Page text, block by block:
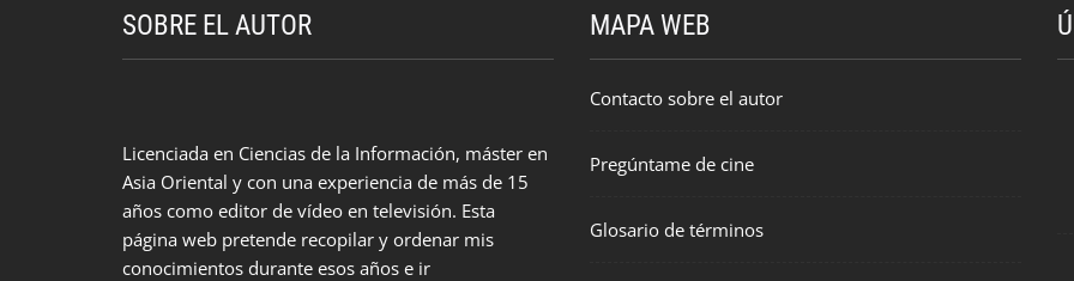
SOBRE EL AUTOR
Licenciada en Ciencias de la Información, máster en
Asia Oriental y con una experiencia de más de 15
años como editor de vídeo en televisión. Esta
página web pretende recopilar y ordenar mis
conocimientos durante esos años e ir
MAPA WEB
Contacto sobre el autor
Pregúntame de cine
Glosario de términos